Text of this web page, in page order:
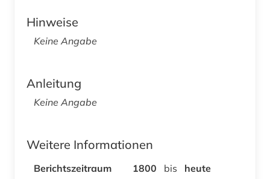
Hinweise
Keine Angabe
Anleitung
Keine Angabe
Weitere Informationen
Berichtszeitraum 1800 bis heute